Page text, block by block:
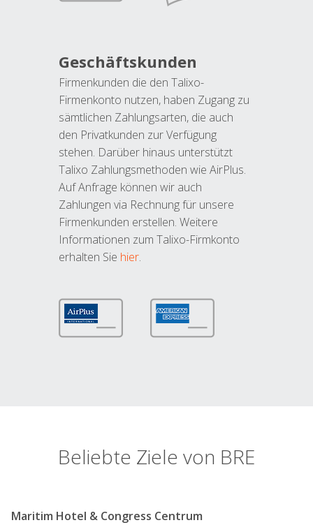
Geschäftskunden
Firmenkunden die den Talixo-
Firmenkonto nutzen, haben Zugang zu
sämtlichen Zahlungsarten, die auch
den Privatkunden zur Verfügung
stehen. Darüber hinaus unterstützt
Talixo Zahlungsmethoden wie AirPlus.
Auf Anfrage können wir auch
Zahlungen via Rechnung für unsere
Firmenkunden erstellen. Weitere
Informationen zum Talixo-Firmkonto
erhalten Sie hier.
Beliebte Ziele von BRE
Maritim Hotel & Congress Centrum